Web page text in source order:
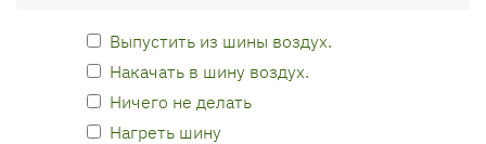
Выпустить из шины воздух.
Накачать в шину воздух.
Ничего не делать
Нагреть шину